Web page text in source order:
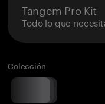
Tangem Pro Kit
Todo lo que
Colección